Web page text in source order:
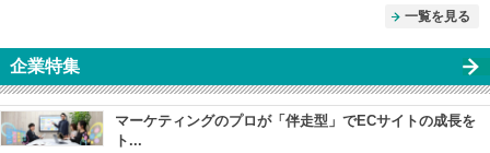
一覧を見る
企業特集
マーケティングのプロが「伴走型」でECサイトの成長を
ト...